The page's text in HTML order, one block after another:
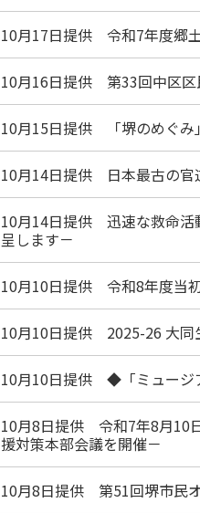
10月17日提供 令和7年度郷
10月16日提供 第33回中区区
10月15日提供 「堺のめぐみ
10月14日提供 日本最古の官
10月14日提供 迅速な救命活
呈します－
10月10日提供 令和8年度当
10月10日提供 2025-26 大同
10月10日提供 ◆「ミュージ
10月8日提供 令和7年8月10
援対策本部会議を開催－
10月8日提供 第51回堺市民